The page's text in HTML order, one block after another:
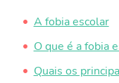
A fobia escolar
O que é a fobia
Quais os